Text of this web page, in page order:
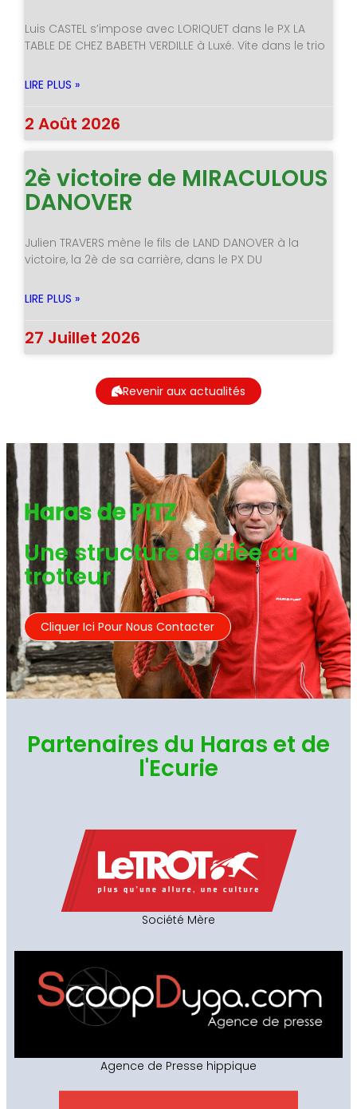
Luis CASTEL s’impose avec LORIQUET dans le PX LA
TABLE DE CHEZ BABETH VERDILLE à Luxé. Vite dans le trio
LIRE PLUS »
2 Août 2026
2è victoire de MIRACULOUS
DANOVER
Julien TRAVERS mène le fils de LAND DANOVER à la
victoire, la 2è de sa carrière, dans le PX DU
LIRE PLUS »
27 Juillet 2026
Revenir aux actualités
Haras de PITZ
Une structure dédiée au
trotteur
Cliquer Ici Pour Nous Contacter
Partenaires du Haras et de
l'Ecurie
Société Mère
Agence de Presse hippique